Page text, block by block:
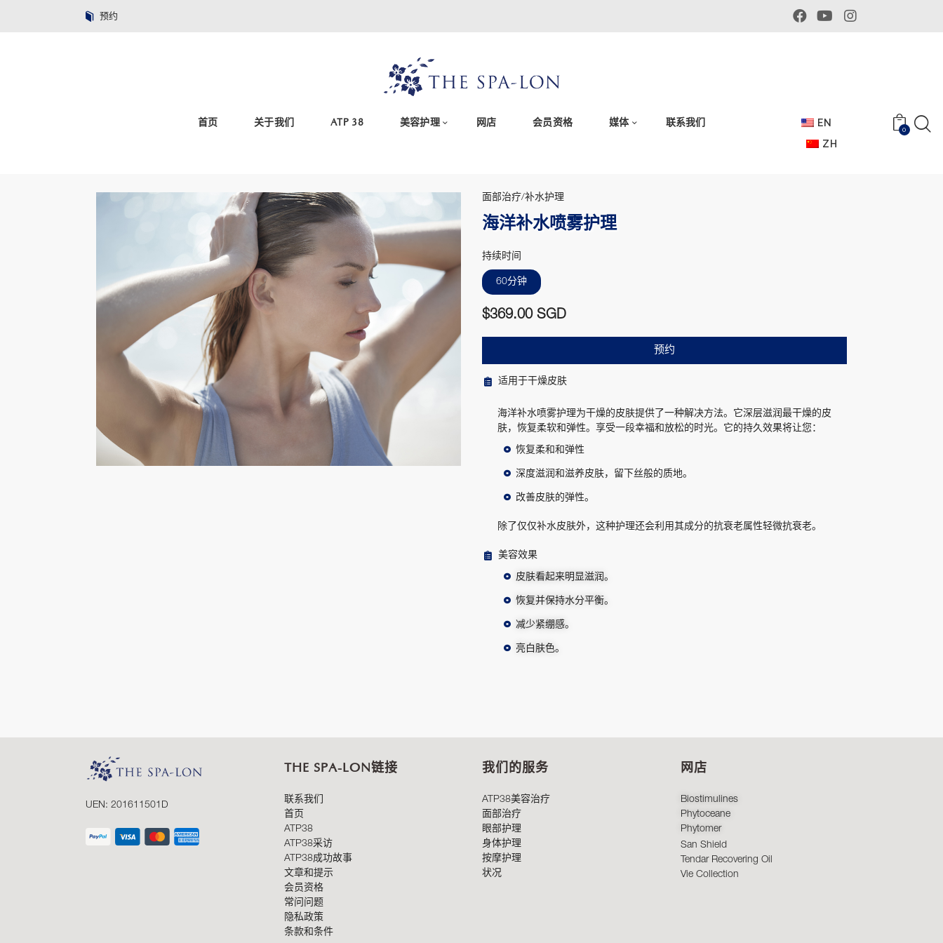
预约
首页 关于我们 ATP 38 美容护理 网店 会员资格 媒体 联系我们
EN
ZH
0
面部治疗/补水护理
海洋补水喷雾护理
持续时间
60分钟
$369.00 SGD
预约
适用于干燥皮肤
海洋补水喷雾护理为干燥的皮肤提供了一种解决方法。它深层滋润最干燥的皮
肤，恢复柔软和弹性。享受一段幸福和放松的时光。它的持久效果将让您：
恢复柔和和弹性
深度滋润和滋养皮肤，留下丝般的质地。
改善皮肤的弹性。
除了仅仅补水皮肤外，这种护理还会利用其成分的抗衰老属性轻微抗衰老。
美容效果
皮肤看起来明显滋润。
恢复并保持水分平衡。
减少紧绷感。
亮白肤色。
UEN: 201611501D
THE SPA-LON链接
联系我们
首页
ATP38
ATP38采访
ATP38成功故事
文章和提示
会员资格
常问问题
隐私政策
条款和条件
我们的服务
ATP38美容治疗
面部治疗
眼部护理
身体护理
按摩护理
状况
网店
Biostimulines
Phytoceane
Phytomer
San Shield
Tendar Recovering Oil
Vie Collection